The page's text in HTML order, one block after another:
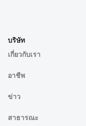
บริษัท
เกี่ยวกับเรา
อาชีพ
ข่าว
สาธารณะ